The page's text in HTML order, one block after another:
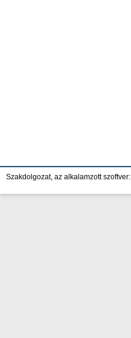
Szakdolgozat, az alkalamzott szoftver: